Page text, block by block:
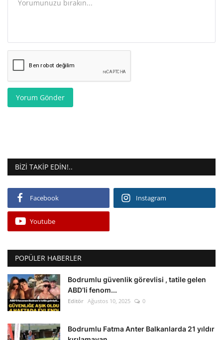
Yorum Gönder
BIZI TAKIP EDIN!..
Facebook Instagram
Youtube
POPÜLER HABERLER
Bodrumlu güvenlik görevlisi , tatile gelen
ABD’li fenom...
Editör Ağustos 10, 2025 0
Bodrumlu Fatma Anter Balkanlarda 21 yıldır